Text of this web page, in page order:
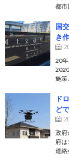
都市
国
き
20
施策
ド
ど
政府
府
連絡